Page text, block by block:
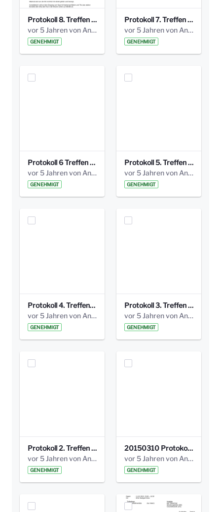
Protokoll 8. Treffen 20150330 AG Bismarckplatz.pdf
vor 5 Jahren von Anni Schlumberger
GENEHMIGT
Protokoll 7. Treffen 20150308 AG Bismarckplatz.pdf
vor 5 Jahren von Anni Schlumberger
GENEHMIGT
Protokoll 6 Treffen 20150205 AG Bismarckplatz.pdf
vor 5 Jahren von Anni Schlumberger
GENEHMIGT
Protokoll 5. Treffen 20141208 AG Bismarkplatz.pdf
vor 5 Jahren von Anni Schlumberger
GENEHMIGT
Protokoll 4. Treffen_20141113 AG Bismarckplatz.pdf
vor 5 Jahren von Anni Schlumberger
GENEHMIGT
Protokoll 3. Treffen 20141016 AG Bismarckplatz.pdf
vor 5 Jahren von Anni Schlumberger
GENEHMIGT
Protokoll 2. Treffen 20140315 AG Bismarckplatz.pdf
vor 5 Jahren von Anni Schlumberger
GENEHMIGT
20150310 Protokoll Bismarckplatz_UrbanG_02.pdf
vor 5 Jahren von Anni Schlumberger
GENEHMIGT